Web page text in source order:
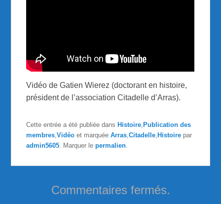
Vidéo de Gatien Wierez (doctorant en histoire,
président de l’association Citadelle d’Arras).
Cette entrée a été publiée dans Histoire, Publication des
membres,Vidéo et marquéeArras,Citadelle, Histoire par
admin5605. Marquer lepermalien.
Commentaires fermés.